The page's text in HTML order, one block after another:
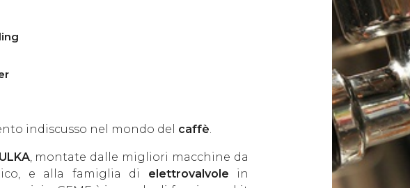
indiscusso nel mondo del caffè.
, montate dalle migliori macchine da
e alla famiglia di elettrovalvole in